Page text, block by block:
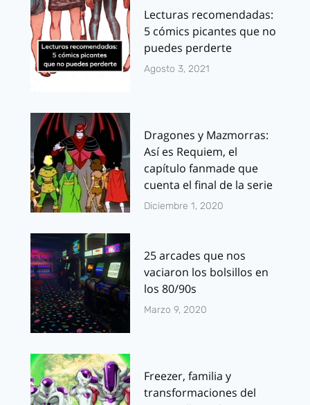
Lecturas recomendadas:
5 cómics picantes que no
puedes perderte
Agosto 3, 2021
Dragones y Mazmorras:
Así es Requiem, el
capítulo fanmade que
cuenta el final de la serie
Diciembre 1, 2020
25 arcades que nos
vaciaron los bolsillos en
los 80/90s
Marzo 9, 2020
Freezer, familia y
transformaciones del